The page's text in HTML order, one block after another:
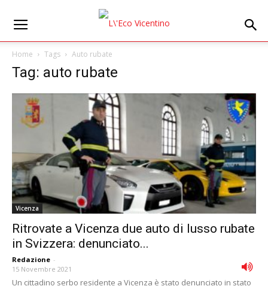
Home Tags Auto rubate
Tag: auto rubate
Vicenza
Ritrovate a Vicenza due auto di lusso rubate
in Svizzera: denunciato...
Redazione -
15 Novembre 2021
Un cittadino serbo residente a Vicenza è stato denunciato in stato